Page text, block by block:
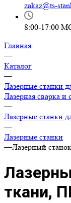
zakaz@ts-
8:00-17:00
Главная
—
Каталог
—
Лазерные станки
Лазерная сварка и
—
Лазерные станки
—
Лазерные станки
—Лазерный
ткани,